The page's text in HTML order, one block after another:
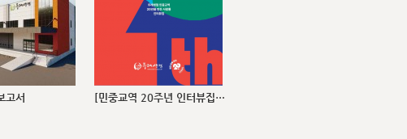
고서 [민중교역 20주년 인터뷰집…